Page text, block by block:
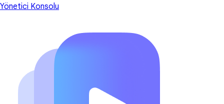
Yönetici Konsolu